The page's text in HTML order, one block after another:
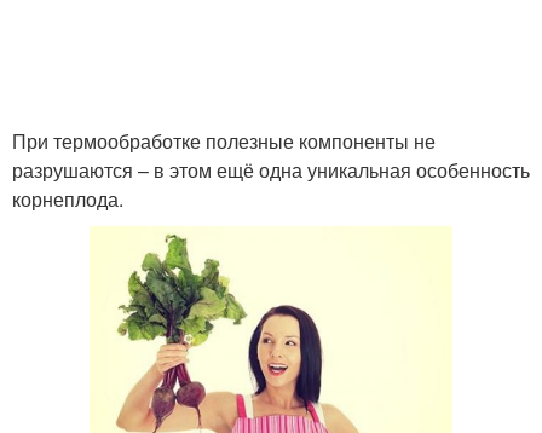
При термообработке полезные компоненты не
разрушаются – в этом ещё одна уникальная особенность
корнеплода.